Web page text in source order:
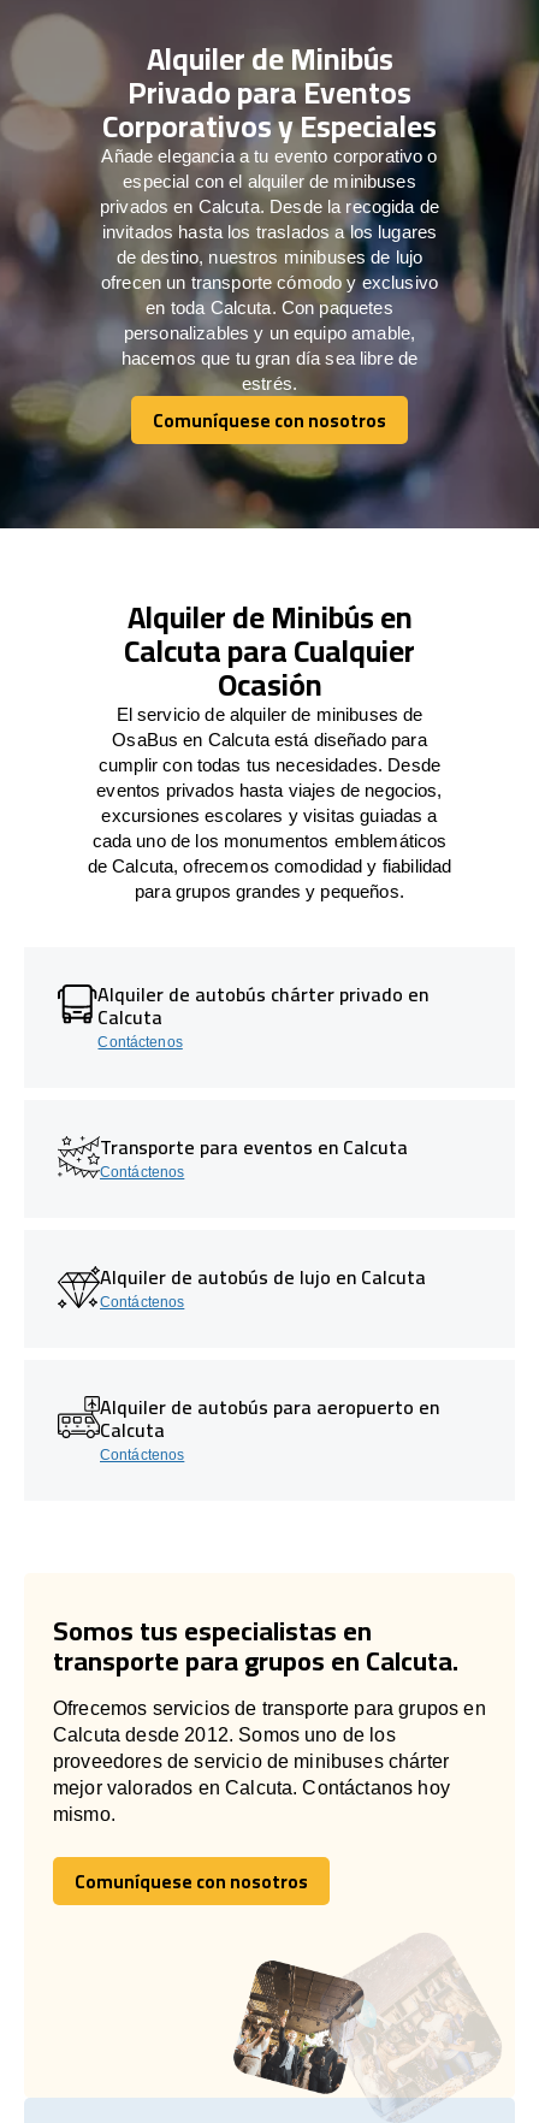
Alquiler de Minibús
Privado para Eventos
Corporativos y Especiales
Añade elegancia a tu evento corporativo o
especial con el alquiler de minibuses
privados en Calcuta. Desde la recogida de
invitados hasta los traslados a los lugares
de destino, nuestros minibuses de lujo
ofrecen un transporte cómodo y exclusivo
en toda Calcuta. Con paquetes
personalizables y un equipo amable,
hacemos que tu gran día sea libre de
estrés.
Comuníquese con nosotros
Comuníquese con nosotros
Alquiler de Minibús en
Calcuta para Cualquier
Ocasión
El servicio de alquiler de minibuses de
OsaBus en Calcuta está diseñado para
cumplir con todas tus necesidades. Desde
eventos privados hasta viajes de negocios,
excursiones escolares y visitas guiadas a
cada uno de los monumentos emblemáticos
de Calcuta, ofrecemos comodidad y fiabilidad
para grupos grandes y pequeños.
Alquiler de autobús chárter privado en
Calcuta
Contáctenos
Transporte para eventos en Calcuta
Contáctenos
Alquiler de autobús de lujo en Calcuta
Contáctenos
Alquiler de autobús para aeropuerto en
Calcuta
Contáctenos
Somos tus especialistas en
transporte para grupos en Calcuta.
Ofrecemos servicios de transporte para grupos en
Calcuta desde 2012. Somos uno de los
proveedores de servicio de minibuses chárter
mejor valorados en Calcuta. Contáctanos hoy
mismo.
Comuníquese con nosotros
Comuníquese con nosotros